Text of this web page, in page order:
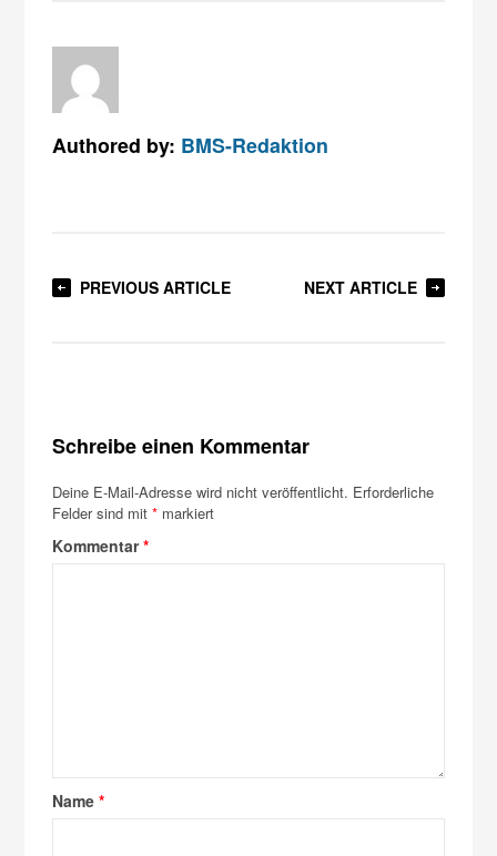
Authored by: BMS-Redaktion
PREVIOUS ARTICLE NEXT ARTICLE
Schreibe einen Kommentar
Deine E-Mail-Adresse wird nicht veröffentlicht. Erforderliche
Felder sind mit* markiert
Kommentar*
Name*